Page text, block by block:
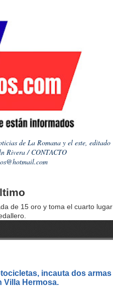
de La Romana y el este, editado
Rivera / CONTACTO
de 15 oro y toma el cuarto lugar
incauta dos armas
Villa Hermosa.